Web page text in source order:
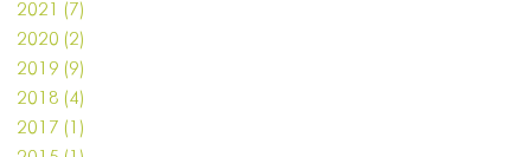
2021 (7)
2020 (2)
2019 (9)
2018 (4)
2017 (1)